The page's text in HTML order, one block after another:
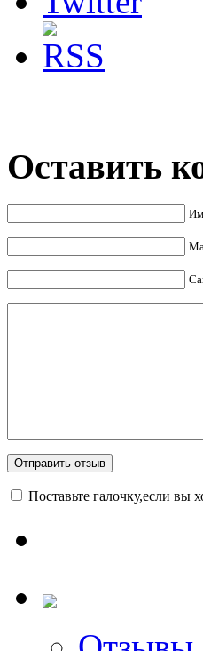
Оставить
Поставьте галочку,если вы